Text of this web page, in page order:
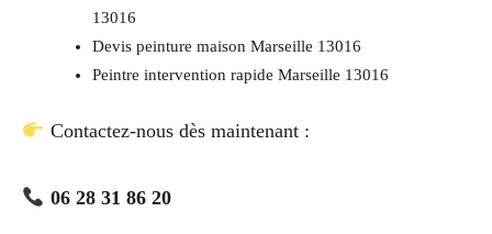
13016
Devis peinture maison Marseille 13016
Peintre intervention rapide Marseille 13016
Contactez-nous dès maintenant :
06 28 31 86 20